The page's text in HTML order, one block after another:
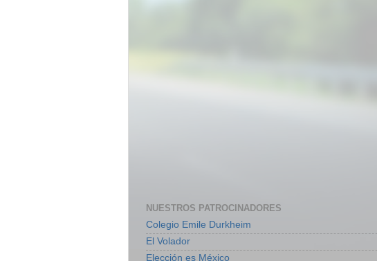
NUESTROS PATROCINADORES
Colegio Emile Durkheim
El Volador
Elección es México